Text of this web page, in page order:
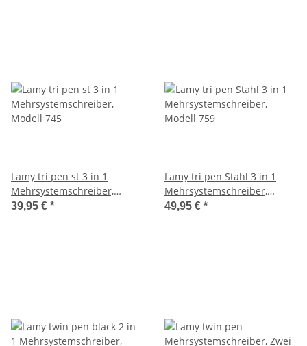
Lamy tri pen st 3 in 1
Mehrsystemschreiber,
Modell 745
39,95 € *
Lamy tri pen Stahl 3 in 1
Mehrsystemschreiber,
Modell 759
49,95 € *